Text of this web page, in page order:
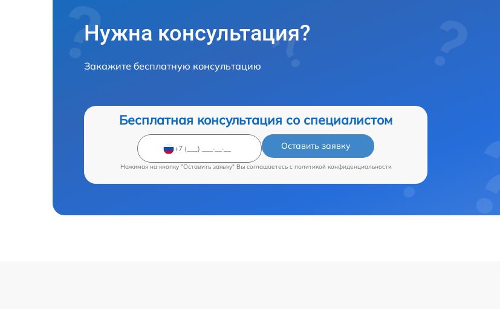
Нужна консультация?
Закажите бесплатную консультацию
Бесплатная консультация со специалистом
Оставить заявку
Нажимая на кнопку "Оставить заявку" Вы соглашаетесь c политикой конфиденциальности